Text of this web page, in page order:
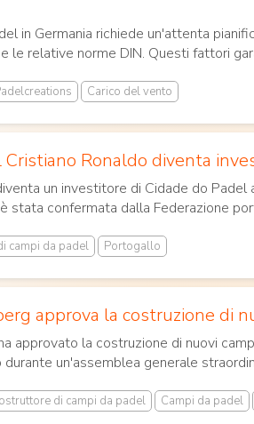
in Germania richiede un'attenta
le relative norme DIN. Questi fattori
Carico del vento
Ronaldo diventa
un investitore di Cidade do
stata confermata dalla Federazione
campi da padel Portogallo
approva la costruzione di
approvato la costruzione di nuovi
un'assemblea generale
di campi da padel Campi da padel